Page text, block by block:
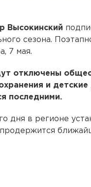
Высокинский
сезона.
7 мая.
отключены
и
последними.
дня в регионе